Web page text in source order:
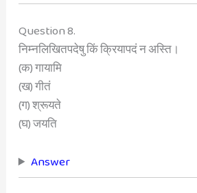
Question 8.
निम्नलिखितपदेषु किं क्रियापदं न अस्ति।
(क) गायामि
(ख) गीतं
(ग) श्रूयते
(घ) जयति
Answer